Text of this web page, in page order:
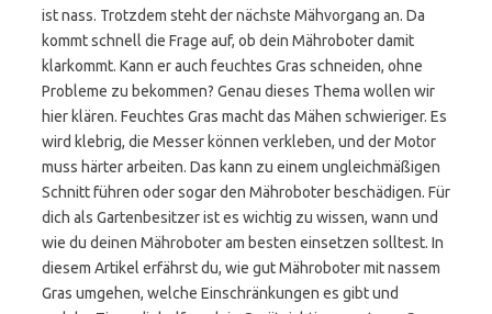
ist nass. Trotzdem steht der nächste Mähvorgang an. Da
kommt schnell die Frage auf, ob dein Mähroboter damit
klarkommt. Kann er auch feuchtes Gras schneiden, ohne
Probleme zu bekommen? Genau dieses Thema wollen wir
hier klären. Feuchtes Gras macht das Mähen schwieriger. Es
wird klebrig, die Messer können verkleben, und der Motor
muss härter arbeiten. Das kann zu einem ungleichmäßigen
Schnitt führen oder sogar den Mähroboter beschädigen. Für
dich als Gartenbesitzer ist es wichtig zu wissen, wann und
wie du deinen Mähroboter am besten einsetzen solltest. In
diesem Artikel erfährst du, wie gut Mähroboter mit nassem
Gras umgehen, welche Einschränkungen es gibt und